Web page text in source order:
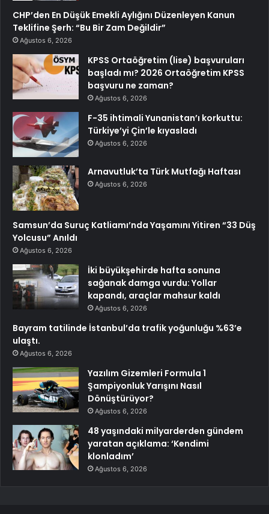
CHP’den En Düşük Emekli Aylığını Düzenleyen Kanun
Teklifine Şerh: “Bu Bir Zam Değildir”
Ağustos 6, 2026
KPSS Ortaöğretim (lise) başvuruları
başladı mı? 2026 Ortaöğretim KPSS
başvuru ne zaman?
Ağustos 6, 2026
F-35 ihtimali Yunanistan’ı korkuttu:
Türkiye’yi Çin’le kıyasladı
Ağustos 6, 2026
Arnavutluk’ta Türk Mutfağı Haftası
Ağustos 6, 2026
Samsun’da Suruç Katliamı’nda Yaşamını Yitiren “33 Düş
Yolcusu” Anıldı
Ağustos 6, 2026
İki büyükşehirde hafta sonuna
sağanak damga vurdu: Yollar
kapandı, araçlar mahsur kaldı
Ağustos 6, 2026
Bayram tatilinde İstanbul’da trafik yoğunluğu %63’e
ulaştı.
Ağustos 6, 2026
Yazılım Gizemleri Formula 1
Şampiyonluk Yarışını Nasıl
Dönüştürüyor?
Ağustos 6, 2026
48 yaşındaki milyarderden gündem
yaratan açıklama: ‘Kendimi
klonladım’
Ağustos 6, 2026